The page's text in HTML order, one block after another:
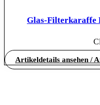
Glas-Filterkaraffe
Artikeldetails ansehen /